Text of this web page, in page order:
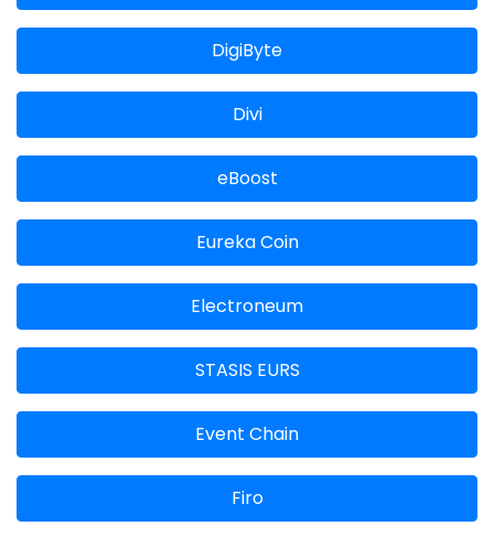
DigiByte
Divi
eBoost
Eureka Coin
Electroneum
STASIS EURS
Event Chain
Firo